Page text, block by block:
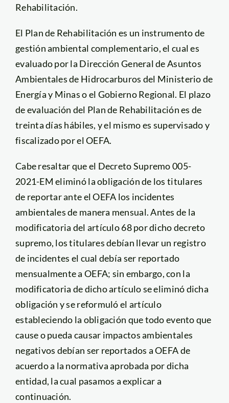
Rehabilitación.
El Plan de Rehabilitación es un instrumento de
gestión ambiental complementario, el cual es
evaluado por la Dirección General de Asuntos
Ambientales de Hidrocarburos del Ministerio de
Energía y Minas o el Gobierno Regional. El plazo
de evaluación del Plan de Rehabilitación es de
treinta días hábiles, y el mismo es supervisado y
fiscalizado por el OEFA.
Cabe resaltar que el Decreto Supremo 005-
2021-EM eliminó la obligación de los titulares
de reportar ante el OEFA los incidentes
ambientales de manera mensual. Antes de la
modificatoria del artículo 68 por dicho decreto
supremo, los titulares debían llevar un registro
de incidentes el cual debía ser reportado
mensualmente a OEFA; sin embargo, con la
modificatoria de dicho artículo se eliminó dicha
obligación y se reformuló el artículo
estableciendo la obligación que todo evento que
cause o pueda causar impactos ambientales
negativos debían ser reportados a OEFA de
acuerdo a la normativa aprobada por dicha
entidad, la cual pasamos a explicar a
continuación.